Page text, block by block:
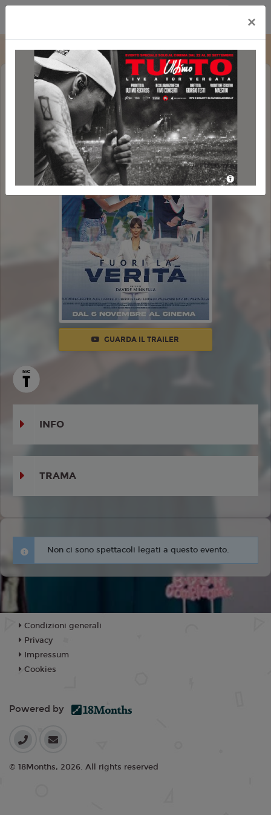
FUORI LA VERITA'
GUARDA IL TRAILER
INFO
TRAMA
Non ci sono spettacoli legati a questo evento.
×
Condizioni generali
Privacy
Impressum
Cookies
Powered by
© 18Months, 2026. All rights reserved